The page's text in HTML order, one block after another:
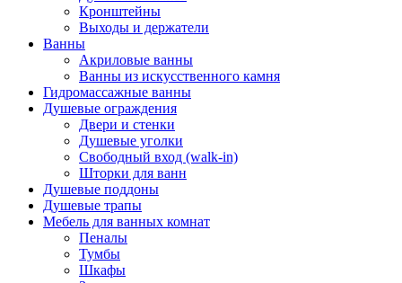
Кронштейны
Выходы и держатели
Ванны
Акриловые ванны
Ванны из искусственного камня
Гидромассажные ванны
Душевые ограждения
Двери и стенки
Душевые уголки
Свободный вход (walk-in)
Шторки для ванн
Душевые поддоны
Душевые трапы
Мебель для ванных комнат
Пеналы
Тумбы
Шкафы